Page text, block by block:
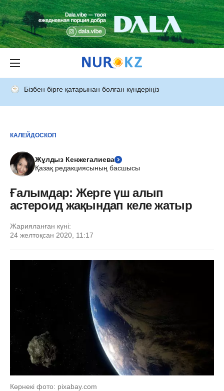
Бізбен бірге қатарынан болған күндеріңіз
КАЛЕЙДОСКОП
Жұлдыз Кенжегалиева
Қазақ редакциясының басшысы
Ғалымдар: Жерге үш алып
астероид жақындап келе жатыр
Жарияланған күні:
24 желтоқсан 2020, 11:17
Көрнекі фото: pixabay.com